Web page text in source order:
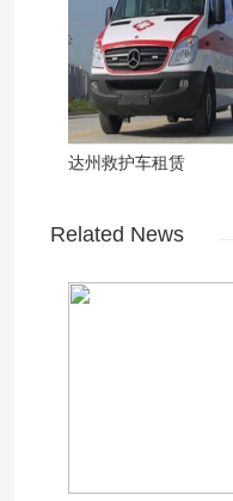
达州救护车租赁
Related News